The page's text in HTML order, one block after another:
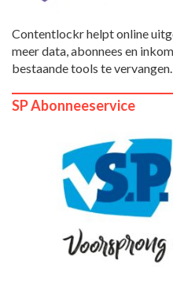
Contentlockr helpt online
meer data, abonnees en
bestaande tools te vervangen.
SP Abonneeservice